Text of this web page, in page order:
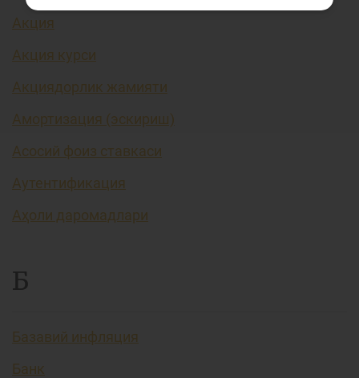
Акция
Акция курси
Акциядорлик жамияти
Амортизация (эскириш)
Асосий фоиз ставкаси
Аутентификация
Аҳоли даромадлари
Б
Базавий инфляция
Банк